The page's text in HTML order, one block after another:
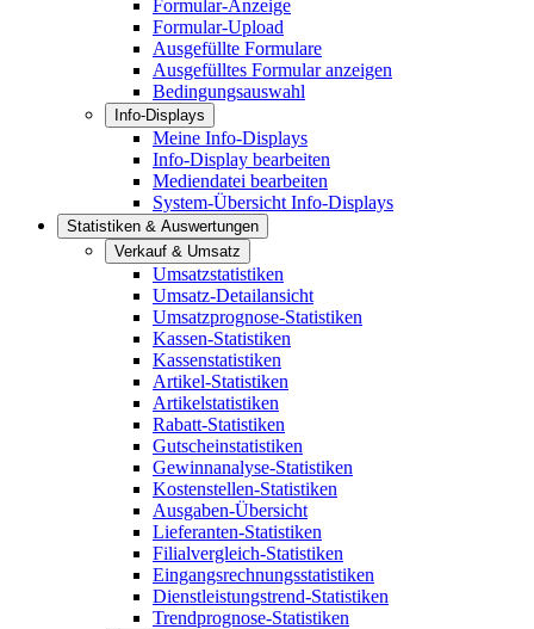
Formular-Anzeige
Formular-Upload
Ausgefüllte Formulare
Ausgefülltes Formular anzeigen
Bedingungsauswahl
Info-Displays
Meine Info-Displays
Info-Display bearbeiten
Mediendatei bearbeiten
System-Übersicht Info-Displays
Statistiken & Auswertungen
Verkauf & Umsatz
Umsatzstatistiken
Umsatz-Detailansicht
Umsatzprognose-Statistiken
Kassen-Statistiken
Kassenstatistiken
Artikel-Statistiken
Artikelstatistiken
Rabatt-Statistiken
Gutscheinstatistiken
Gewinnanalyse-Statistiken
Kostenstellen-Statistiken
Ausgaben-Übersicht
Lieferanten-Statistiken
Filialvergleich-Statistiken
Eingangsrechnungsstatistiken
Dienstleistungstrend-Statistiken
Trendprognose-Statistiken